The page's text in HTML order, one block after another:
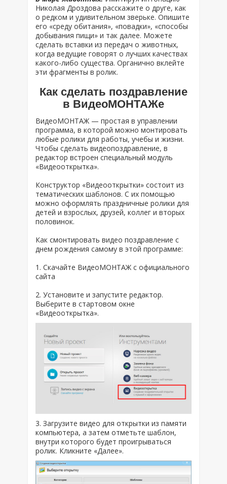
Николая Дроздова расскажите о друге, как
о редком и удивительном зверьке. Опишите
его «среду обитания», «повадки», «способы
добывания пищи» и так далее. Можете
сделать вставки из передач о животных,
когда ведущие говорят о лучших качествах
какого-либо существа. Органично вклейте
эти фрагменты в ролик.
Как сделать поздравление
в ВидеоМОНТАЖе
ВидеоМОНТАЖ — простая в управлении
программа, в которой можно монтировать
любые ролики для работы, учебы и жизни.
Чтобы сделать видеопоздравление, в
редактор встроен специальный модуль
«Видеооткрытка».
Конструктор «Видеооткрытки» состоит из
тематических шаблонов. С их помощью
можно оформлять праздничные ролики для
детей и взрослых, друзей, коллег и вторых
половинок.
Как смонтировать видео поздравление с
днем рождения самому в этой программе:
1. Скачайте ВидеоМОНТАЖ с официального
сайта
2. Установите и запустите редактор.
Выберите в стартовом окне
«Видеооткрытка».
3. Загрузите видео для открытки из памяти
компьютера, а затем отметьте шаблон,
внутри которого будет проигрываться
ролик. Кликните «Далее».